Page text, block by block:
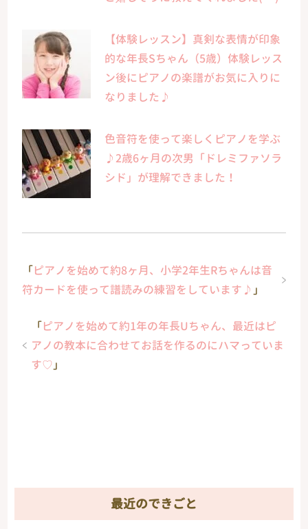
【体験レッスン】真剣な表情が印象
的な年長Sちゃん（5歳）体験レッス
ン後にピアノの楽譜がお気に入りに
なりました♪
色音符を使って楽しくピアノを学ぶ
♪2歳6ヶ月の次男「ドレミファソラ
シド」が理解できました！
「ピアノを始めて約8ヶ月、小学2年生Rちゃんは音
符カードを使って譜読みの練習をしています♪ 」
「ピアノを始めて約1年の年長Uちゃん、最近はピ
アノの教本に合わせてお話を作るのにハマっていま
す♡ 」
最近のできごと